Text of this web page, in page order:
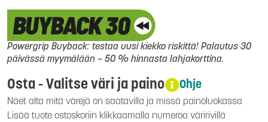
Powergrip Buyback: testaa uusi kiekko riskittä! Palautus 30
päivässä myymälään – 50 % hinnasta lahjakorttina.
Osta - Valitse väri ja paino Ohje
Näet alta mitä värejä on saatavilla ja missä painoluokassa
Lisää tuote ostoskoriin klikkaamalla numeroa väririvillä